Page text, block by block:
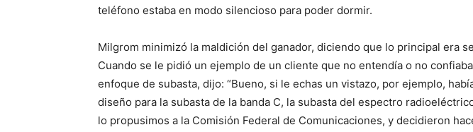
teléfono estaba en modo silencioso para poder dormir.
Milgrom minimizó la maldición del ganador, diciendo que lo principal era
Cuando se le pidió un ejemplo de un cliente que no entendía o no
enfoque de subasta, dijo: “Bueno, si le echas un vistazo, por ejemplo,
diseño para la subasta de la banda C, la subasta del espectro
lo propusimos a la Comisión Federal de Comunicaciones, y decidieron